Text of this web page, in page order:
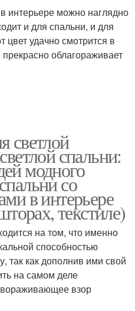
интерьере можно наглядно
и для спальни, и для
цвет удачно смотрится в
облагораживает
светлой
спальни:
модного
со
в интерьере
текстиле)
на том, что именно
способностью
так как дополнив ими свой
на самом деле
взор